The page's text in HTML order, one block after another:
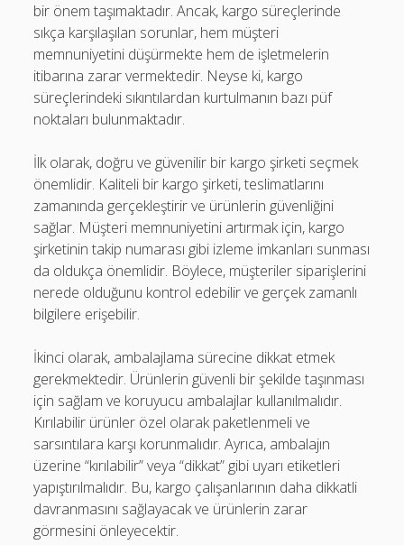
bir önem taşımaktadır. Ancak, kargo süreçlerinde
sıkça karşılaşılan sorunlar, hem müşteri
memnuniyetini düşürmekte hem de işletmelerin
itibarına zarar vermektedir. Neyse ki, kargo
süreçlerindeki sıkıntılardan kurtulmanın bazı püf
noktaları bulunmaktadır.
İlk olarak, doğru ve güvenilir bir kargo şirketi seçmek
önemlidir. Kaliteli bir kargo şirketi, teslimatlarını
zamanında gerçekleştirir ve ürünlerin güvenliğini
sağlar. Müşteri memnuniyetini artırmak için, kargo
şirketinin takip numarası gibi izleme imkanları sunması
da oldukça önemlidir. Böylece, müşteriler siparişlerini
nerede olduğunu kontrol edebilir ve gerçek zamanlı
bilgilere erişebilir.
İkinci olarak, ambalajlama sürecine dikkat etmek
gerekmektedir. Ürünlerin güvenli bir şekilde taşınması
için sağlam ve koruyucu ambalajlar kullanılmalıdır.
Kırılabilir ürünler özel olarak paketlenmeli ve
sarsıntılara karşı korunmalıdır. Ayrıca, ambalajın
üzerine “kırılabilir” veya “dikkat” gibi uyarı etiketleri
yapıştırılmalıdır. Bu, kargo çalışanlarının daha dikkatli
davranmasını sağlayacak ve ürünlerin zarar
görmesini önleyecektir.